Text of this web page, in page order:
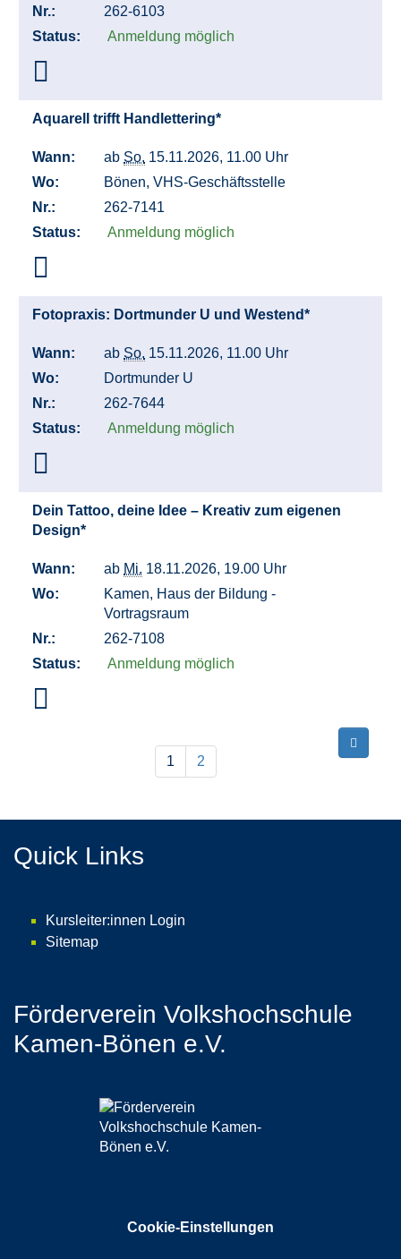
Nr.:
262-6103
Status:
Anmeldung möglich
Aquarell trifft Handlettering*
Wann: ab So. 15.11.2026, 11.00 Uhr
Wo:
Bönen, VHS-Geschäftsstelle
Nr.:
262-7141
Status:
Anmeldung möglich
Fotopraxis: Dortmunder U und Westend*
Wann: ab So. 15.11.2026, 11.00 Uhr
Wo:
Dortmunder U
Nr.:
262-7644
Status:
Anmeldung möglich
Dein Tattoo, deine Idee – Kreativ zum eigenen
Design*
Wann: ab Mi. 18.11.2026, 19.00 Uhr
Wo:
Kamen, Haus der Bildung -
Vortragsraum
Nr.:
262-7108
Status:
Anmeldung möglich
blättern
1 2
Quick Links
Kursleiter:innen Login
Sitemap
Förderverein Volkshochschule
Kamen-Bönen e.V.
Cookie-Einstellungen